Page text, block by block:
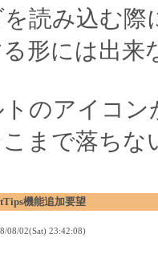
読み込む
形には出来
のアイコ
まで落ち
機能追加要望
08/02(Sat) 23:42:08)